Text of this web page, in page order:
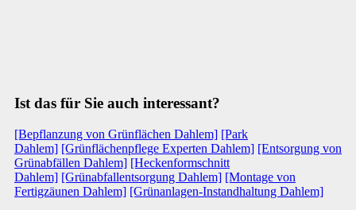
Ist das für Sie auch interessant?
[Bepflanzung von Grünflächen Dahlem] [Park
Dahlem] [Grünflächenpflege Experten Dahlem] [Entsorgung von
Grünabfällen Dahlem] [Heckenformschnitt
Dahlem] [Grünabfallentsorgung Dahlem] [Montage von
Fertigzäunen Dahlem] [Grünanlagen-Instandhaltung Dahlem]